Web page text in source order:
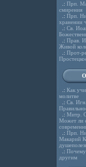
.: Прп.
смирения
.: Прп.
хранении
.: Св.
.: Прав.
Живой
.: Прот-
.: Как
молитве
.: Св.
.: Митр.
Может ли
.: Прп.
Макарий
.: Почему
другим